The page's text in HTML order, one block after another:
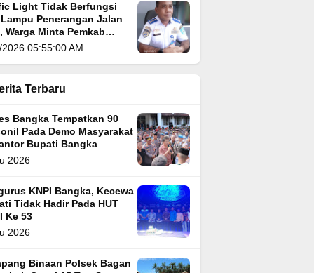
Light Tidak Berfungsi
Penerangan Jalan
Warga Minta Pemkab
Segera Atasi
05:55:00 AM
Terbaru
Bangka Tempatkan 90
Pada Demo Masyarakat
Bupati Bangka
2026
KNPI Bangka, Kecewa
Tidak Hadir Pada HUT
Ke 53
2026
Binaan Polsek Bagan